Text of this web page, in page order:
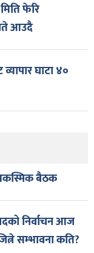
फेरि
आउदै
घाटा ४०
बैठक
निर्वाचन आज
सम्भावना कति?